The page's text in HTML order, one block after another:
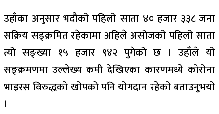
उहाँका अनुसार भदौको पहिलो साता ४० हजार ३३८ जना
सक्रिय सङ्क्रमित रहेकामा अहिले असोजको पहिलो साता
त्यो सङ्ख्या १५ हजार ९४२ पुगेको छ । उहाँले यो
सङ्क्रमणमा उल्लेख्य कमी देखिएका कारणमध्ये कोरोना
भाइरस विरुद्धको खोपको पनि योगदान रहेको बताउनुभयो
।